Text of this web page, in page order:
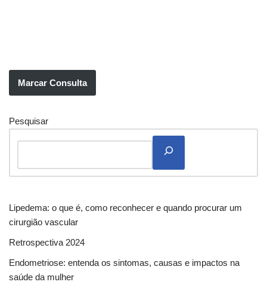
Marcar Consulta
Pesquisar
Lipedema: o que é, como reconhecer e quando procurar um
cirurgião vascular
Retrospectiva 2024
Endometriose: entenda os sintomas, causas e impactos na
saúde da mulher